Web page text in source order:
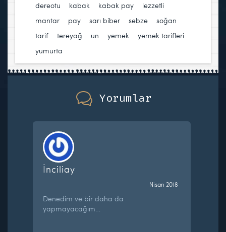
dereotu
kabak kabak pay lezzetli
mantar
pay sarı biber sebze soğan
tarif
tereyağ un yemek yemek tarifleri
yumurta
Yorumlar
İnciliay
Nisan 2018
Denedim ve bir daha da
yapmayacağım…